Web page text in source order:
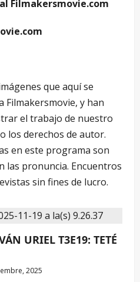
Filmakersmovie.com
que aquí se
Filmakersmovie, y han
el trabajo de nuestro
los derechos de autor.
en este programa son
las pronuncia. Encuentros
sin fines de lucro.
URIEL T3E19: TETÉ
2025